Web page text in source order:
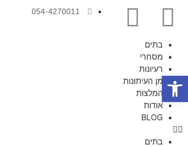
054-4270011
בתים
מסחרי
רעיונות
מן העיתונות
המלצות
אודות
BLOG
בתים
פתח סרגל נגישות